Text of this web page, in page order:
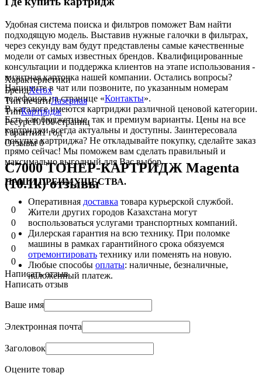
Удобная система поиска и фильтров поможет Вам найти
подходящую модель. Выставив нужные галочки в фильтрах,
через секунду вам будут представлены самые качественные
модели от самых известных брендов. Квалифицированные
консультации и поддержка клиентов на этапе использования -
визитная карточка нашей компании. Остались вопросы?
Напишите в чат или позвоните, по указанным номерам
телефонов на странице «Контакты».
В каталоге имеются картриджи различной ценовой категории.
Есть как бюджетные, так и премиум варианты. Цены на все
картриджи всегда актуальны и доступны. Заинтересовала
покупка картриджа? Не откладывайте покупку, сделайте заказ
прямо сейчас! Мы поможем вам сделать правильный и
максимально выгодный для Вас выбор.
НАШИ ПРЕИМУЩЕСТВА.
Оперативная доставка товара курьерской службой.
Жители других городов Казахстана могут
воспользоваться услугами транспортных компаний.
Дилерская гарантия на всю технику. При поломке
машины в рамках гарантийного срока обязуемся
отремонтировать технику или поменять на новую.
Любые способы оплаты: наличные, безналичные,
наложенный платеж.
Характеристики
БрендXerox
Тип печатиЛазерная
ТипКартридж
Ресурс10100 страниц
Гарантия1 год
Отзывы0
C7000 ТОНЕР-КАРТРИДЖ Magenta
(10.1k) отзывы
0
0
0
0
0
Написать отзыв
Написать отзыв
Ваше имя
Электронная почта
Заголовок
Оцените товар